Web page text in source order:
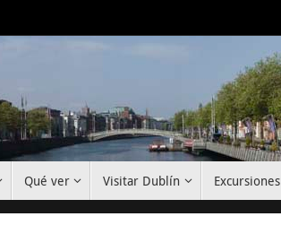
Qué ver Visitar Dublín Excursiones